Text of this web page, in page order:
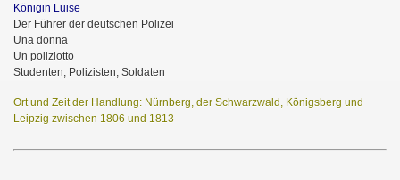
Königin Luise
Der Führer der deutschen Polizei
Una donna
Un poliziotto
Studenten, Polizisten, Soldaten
Ort und Zeit der Handlung: Nürnberg, der Schwarzwald, Königsberg und
Leipzig zwischen 1806 und 1813